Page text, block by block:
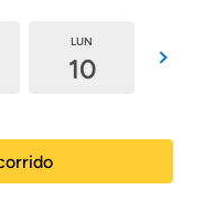
LUN
10